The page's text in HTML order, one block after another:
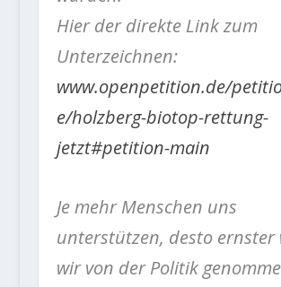
Hier der direkte Link zum
Unterzeichnen:
www.openpetition.de/
e/holzberg-biotop-rettung-
jetzt#petition-main
Je mehr Menschen uns
unterstützen, desto ernster
wir von der Politik